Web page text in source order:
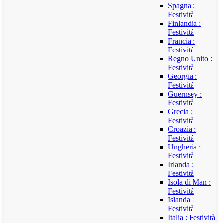
Spagna :
Festività
Finlandia :
Festività
Francia :
Festività
Regno Unito :
Festività
Georgia :
Festività
Guernsey :
Festività
Grecia :
Festività
Croazia :
Festività
Ungheria :
Festività
Irlanda :
Festività
Isola di Man :
Festività
Islanda :
Festività
Italia : Festività